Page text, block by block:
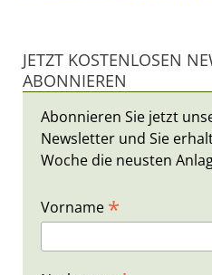
JETZT KOSTENLOSEN
ABONNIEREN
Abonnieren Sie jetzt
Newsletter und Sie
Woche die neusten
Vorname *